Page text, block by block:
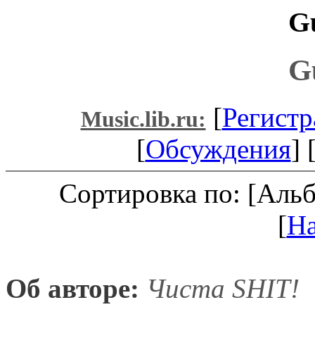
Music.lib.ru: [
[Обсуждения]
Сортировка по:
[
Об авторе: Чиста SHIT!